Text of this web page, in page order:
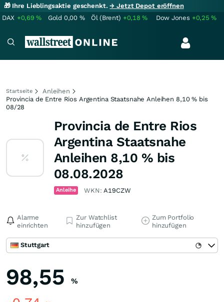
🎁 Ihre Lieblingsaktie geschenkt.→ Jetzt Depot eröffnen
DAX +0,69% Gold 0,00 % Öl (Brent) +0,18% Dow Jones +0,25%
Startseite
Anleihen
Provincia de Entre Rios Argentina Staatsnahe Anleihen 8,10 % bis
08/28
Provincia de Entre Rios
Argentina Staatsnahe
Anleihen 8,10 % bis
08.08.2028
Anleihe WKN:A19CZW
Alarme
einrichten
Zur Watchlist
hinzufügen
Zum Portfolio
hinzufügen
Stuttgart
98,55 %